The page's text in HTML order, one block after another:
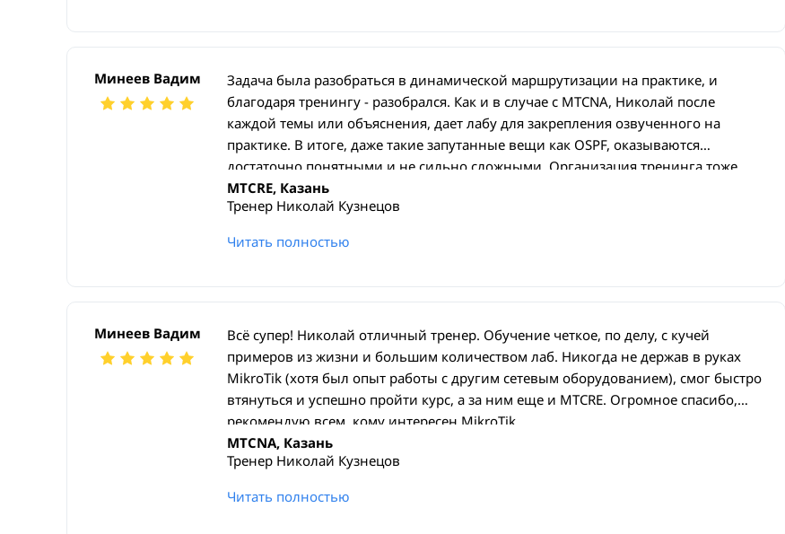
Минеев Вадим
Задача была разобраться в динамической маршрутизации на практике, и
благодаря тренингу - разобрался. Как и в случае с MTCNA, Николай после
каждой темы или объяснения, дает лабу для закрепления озвученного на
практике. В итоге, даже такие запутанные вещи как OSPF, оказываются
достаточно понятными и не сильно сложными. Организация тренинга тоже
хорошая: перерывы на перекур и кофе с печеньками каждые 2 часа,
организованный обед, хороший кабинет, у каждого MikroTik для отработки лаб.
MTCRE, Казань
Тренер Николай Кузнецов
Читать полностью
Минеев Вадим
Всё супер! Николай отличный тренер. Обучение четкое, по делу, с кучей
примеров из жизни и большим количеством лаб. Никогда не держав в руках
MikroTik (хотя был опыт работы с другим сетевым оборудованием), смог быстро
втянуться и успешно пройти курс, а за ним еще и MTCRE. Огромное спасибо,
рекомендую всем, кому интересен MikroTik.
MTCNA, Казань
Тренер Николай Кузнецов
Читать полностью